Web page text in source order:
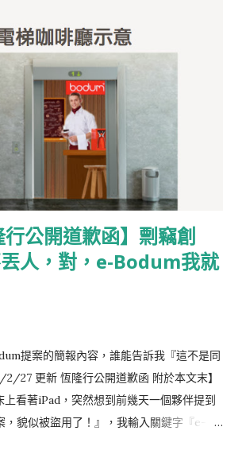
行公開道歉函】剽竊創
人，對，e-Bodum我就
提案的簡報內容，誰能告訴我『這不是同
27 更新 恆隆行公開道歉函 附於本文末】
上看著iPad，突然想到前幾天一個夥伴提到
貌似被盜用了！』，我輸入關鍵字『e-